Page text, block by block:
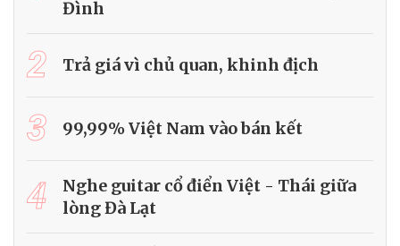
Đình
2 Trả giá vì chủ quan, khinh địch
3 99,99% Việt Nam vào bán kết
4
Nghe guitar cổ điển Việt - Thái giữa
lòng Đà Lạt